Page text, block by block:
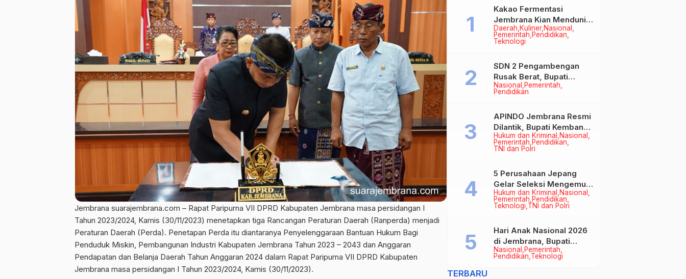
Jembrana suarajembrana.com – Rapat Paripurna VII DPRD Kabupaten Jembrana masa persidangan I
Tahun 2023/2024, Kamis (30/11/2023) menetapkan tiga Rancangan Peraturan Daerah (Ranperda) menjadi
Peraturan Daerah (Perda). Penetapan Perda itu diantaranya Penyelenggaraan Bantuan Hukum Bagi
Penduduk Miskin, Pembangunan Industri Kabupaten Jembrana Tahun 2023 – 2043 dan Anggaran
Pendapatan dan Belanja Daerah Tahun Anggaran 2024 dalam Rapat Paripurna VII DPRD Kabupaten
Jembrana masa persidangan I Tahun 2023/2024, Kamis (30/11/2023).
Daerah Kuliner Nasional
Pemerintah Pendidikan
Teknologi
Kakao Fermentasi
Jembrana Kian Mendunia,
Bupati Perkuat Komitmen
pada Standar Mutu dan
Nasional
Pemerintah
Pendidikan
SDN 2 Pengambengan
Rusak Berat, Bupati
Kembang Pastikan
Hukum dan Kriminal
Nasional
Pemerintah Pendidikan
TNI dan Polri
APINDO Jembrana Resmi
Dilantik, Bupati Kembang
Minta Pengusaha Jadi
Motor Penggerak
Hukum dan Kriminal
Nasional
Pemerintah Pendidikan
Teknologi TNI dan Polri
5 Perusahaan Jepang
Gelar Seleksi Mengemudi
di Jembrana, Buka
Peluang Kerja bagi Calon
Nasional
Pemerintah
Pendidikan Teknologi
Hari Anak Nasional 2026
di Jembrana, Bupati
Kembang Tegaskan
Pentingnya Karakter dan
TERBARU